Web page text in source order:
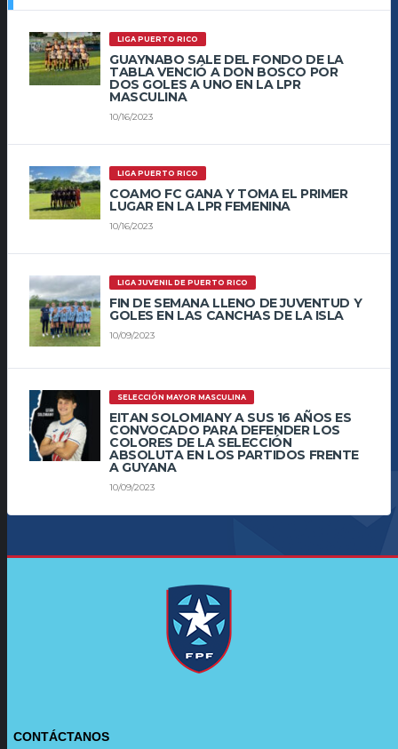
LIGA PUERTO RICO
GUAYNABO SALE DEL FONDO DE LA
TABLA VENCIÓ A DON BOSCO POR
DOS GOLES A UNO EN LA LPR
MASCULINA
10/16/2023
LIGA PUERTO RICO
COAMO FC GANA Y TOMA EL PRIMER
LUGAR EN LA LPR FEMENINA
10/16/2023
LIGA JUVENIL DE PUERTO RICO
FIN DE SEMANA LLENO DE JUVENTUD Y
GOLES EN LAS CANCHAS DE LA ISLA
10/09/2023
SELECCIÓN MAYOR MASCULINA
EITAN SOLOMIANY A SUS 16 AÑOS ES
CONVOCADO PARA DEFENDER LOS
COLORES DE LA SELECCIÓN
ABSOLUTA EN LOS PARTIDOS FRENTE
A GUYANA
10/09/2023
CONTÁCTANOS